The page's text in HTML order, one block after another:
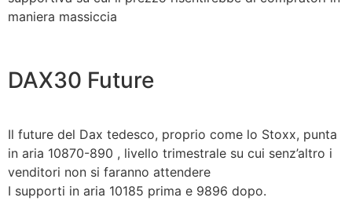
maniera massiccia
DAX30 Future
Il future del Dax tedesco, proprio come lo Stoxx, punta
in aria 10870-890 , livello trimestrale su cui senz’altro i
venditori non si faranno attendere
I supporti in aria 10185 prima e 9896 dopo.